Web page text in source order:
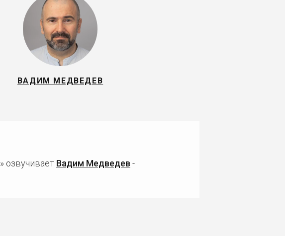
ВАДИМ МЕДВЕДЕВ
» озвучивает Вадим Медведев -